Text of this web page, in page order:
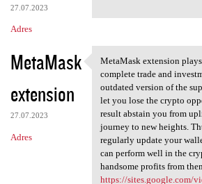
27.07.2023
Adres
MetaMask
extension
27.07.2023
Adres
MetaMask
MetaMask extension
complete trade and
outdated version of the
let you lose the crypto
result abstain you from
journey to new heights.
regularly update your
can perform well in the
handsome profits from
https://sites.google.com/